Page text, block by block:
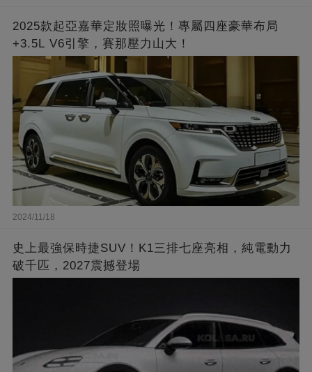
2025款起亞嘉華定妝照曝光！專屬四座豪華布局
+3.5L V6引擎，賽那壓力山大！
2024/11/18
史上最強保時捷SUV！K1三排七座亮相，純電動力
破千匹，2027震撼登場